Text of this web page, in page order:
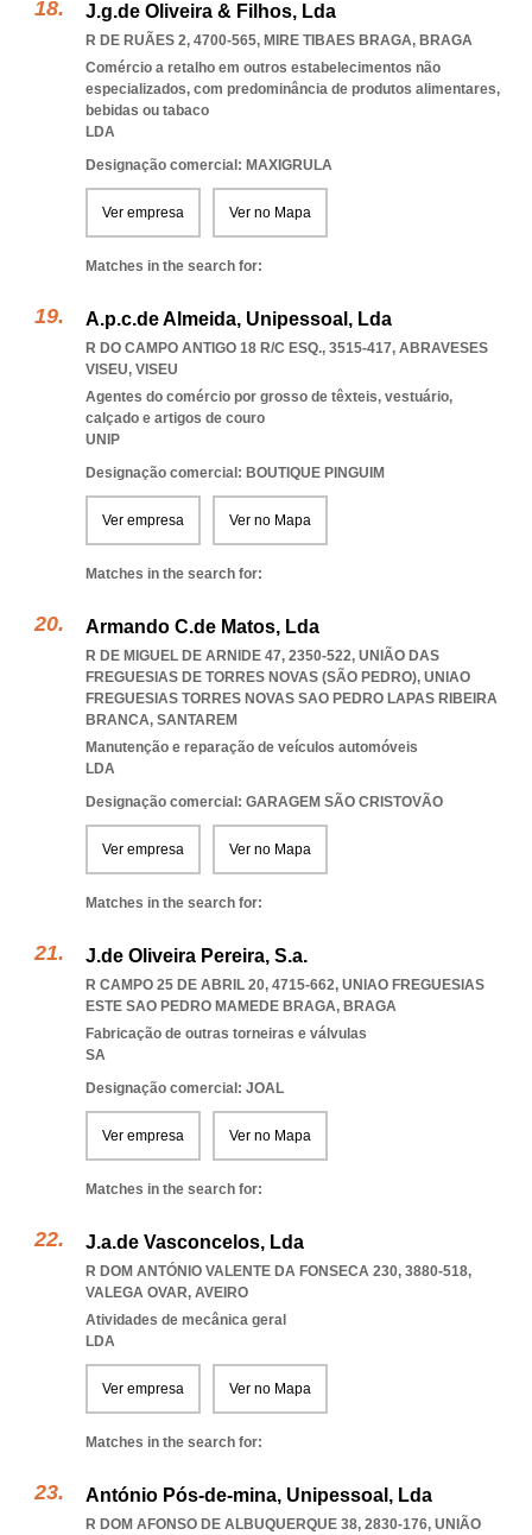
J.g.de Oliveira & Filhos, Lda
R DE RUÃES 2, 4700-565, MIRE TIBAES BRAGA, BRAGA
Comércio a retalho em outros estabelecimentos não
especializados, com predominância de produtos alimentares,
bebidas ou tabaco
LDA
Designação comercial: MAXIGRULA
Ver empresa Ver no Mapa
Matches in the search for:
A.p.c.de Almeida, Unipessoal, Lda
R DO CAMPO ANTIGO 18 R/C ESQ., 3515-417, ABRAVESES
VISEU, VISEU
Agentes do comércio por grosso de têxteis, vestuário,
calçado e artigos de couro
UNIP
Designação comercial: BOUTIQUE PINGUIM
Ver empresa Ver no Mapa
Matches in the search for:
Armando C.de Matos, Lda
R DE MIGUEL DE ARNIDE 47, 2350-522, UNIÃO DAS
FREGUESIAS DE TORRES NOVAS (SÃO PEDRO), UNIAO
FREGUESIAS TORRES NOVAS SAO PEDRO LAPAS RIBEIRA
BRANCA, SANTAREM
Manutenção e reparação de veículos automóveis
LDA
Designação comercial: GARAGEM SÃO CRISTOVÃO
Ver empresa Ver no Mapa
Matches in the search for:
J.de Oliveira Pereira, S.a.
R CAMPO 25 DE ABRIL 20, 4715-662, UNIAO FREGUESIAS
ESTE SAO PEDRO MAMEDE BRAGA, BRAGA
Fabricação de outras torneiras e válvulas
SA
Designação comercial: JOAL
Ver empresa Ver no Mapa
Matches in the search for:
J.a.de Vasconcelos, Lda
R DOM ANTÓNIO VALENTE DA FONSECA 230, 3880-518,
VALEGA OVAR, AVEIRO
Atividades de mecânica geral
LDA
Ver empresa Ver no Mapa
Matches in the search for:
António Pós-de-mina, Unipessoal, Lda
R DOM AFONSO DE ALBUQUERQUE 38, 2830-176, UNIÃO